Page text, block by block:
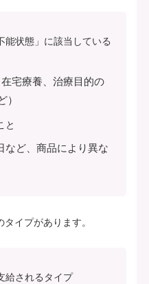
能状態」に該当している
宅療養、治療目的の
と
ど、商品により異な
イプがあります。
給されるタイプ